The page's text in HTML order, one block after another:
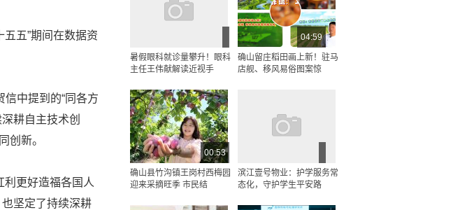
五五”期间在数据资
信中提到的“同各方
耕自主技术创
创新。
利更好造福各国人
坚定了持续深耕
暑假眼科就诊量攀升！眼科
主任王伟献解读近视手
04:59
确山留庄稻田画上新！驻马
店舰、移风易俗图案惊
00:53
确山县竹沟镇王岗村西梅园
迎来采摘旺季 市民结
滨江壹号物业：护学服务常
态化，守护学生平安路